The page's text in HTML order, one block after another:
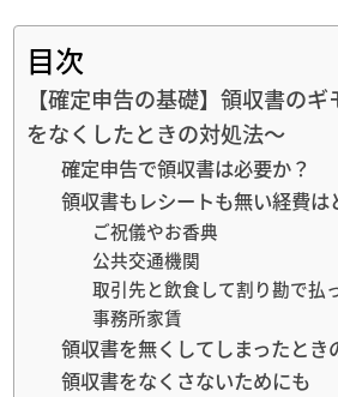
目次
【確定申告の基礎】領収書の
をなくしたときの対処法～
確定申告で領収書は必要か？
領収書もレシートも無い経費は
ご祝儀やお香典
公共交通機関
取引先と飲食して割り勘で払
事務所家賃
領収書を無くしてしまったとき
領収書をなくさないためにも